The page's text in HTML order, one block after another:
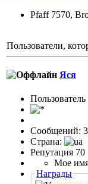
Pfaff 7570,
Пользователи,
Яся
Пользовaтeль
Сообщений:
Страна:
Репутация 70
Мое
Награды